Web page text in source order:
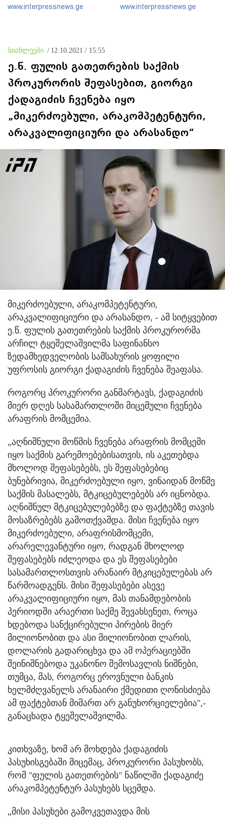
სჩადის - საბოტაჟია და
საქართველოს ინტერესების
www.interpressnews.ge
დრონს რუსეთს უკავშირებს
www.interpressnews.ge
სიახლეები / 12.10.2021 / 15:55
ე.წ. ფულის გათეთრების საქმის
პროკურორის შეფასებით, გიორგი
ქადაგიძის ჩვენება იყო
„მიკერძოებული, არაკომპეტენტური,
არაკვალიფიციური და არასანდო“
მიკერძოებული, არაკომპეტენტური,
არაკვალიფიციური და არასანდო, - ამ სიტყვებით
ე.წ. ფულის გათეთრების საქმის პროკურორმა
არჩილ ტყეშელაშვილმა საფინანსო
ზედამხედველობის სამსახურის ყოფილი
უფროსის გიორგი ქადაგიძის ჩვენება შეაფასა.
როგორც პროკურორი განმარტავს, ქადაგიძის
მიერ დღეს სასამართლოში მიცემული ჩვენება
არაფრის მომცემია.
„აღნიშნული მოწმის ჩვენება არაფრის მომცემი
იყო საქმის გარემოებებისათვის, ის აკეთებდა
მხოლოდ შეფასებებს, ეს შეფასებებიც
ბუნებრივია, მიკერძოებული იყო, ვინაიდან მოწმე
საქმის მასალებს, მტკიცებულებებს არ იცნობდა.
აღნიშნულ მტკიცებულებებზე და ფაქტებზე თავის
მოსაზრებებს გამოთქვამდა. მისი ჩვენება იყო
მიკერძოებული, არაფრისმომცემი,
არარელევანტური იყო, რადგან მხოლოდ
შეფასებებს იძლეოდა და ეს შეფასებები
სასამართლოსთვის არანაირ მტკიცებულებას არ
წარმოადგენს. მისი შეფასებები ასევე
არაკვალიფიციური იყო, მას თანამდებობის
პერიოდში არაერთი საქმე შევახსენეთ, როცა
ხდებოდა სანქცირებული პირების მიერ
მილიონობით და ასი მილიონობით ლარის,
დოლარის გადარიცხვა და ამ ოპერაციებში
შეინიშნებოდა უკანონო შემოსავლის ნიშნები,
თუმცა, მას, როგორც ეროვნული ბანკის
ხელმძღვანელს არანაირი ქმედითი ღონისძიება
ამ ფაქტებთან მიმართ არ განუხორციელებია",-
განაცხადა ტყეშელაშვილმა.
კითხვაზე, ხომ არ მოხდება ქადაგიძის
პასუხისგებაში მიცემაც, პროკურორი პასუხობს,
რომ "ფულის გათეთრების" ნაწილში ქადაგიძე
არაკომპეტენტურ პასუხებს სცემდა.
„მისი პასუხები გამოკვეთავდა მის